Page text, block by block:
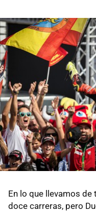
En lo que llevamos
doce carreras, pero